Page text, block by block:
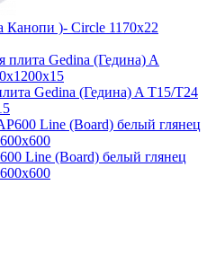
Канопи )- Circle 1170x22
Gedina (Гедина) A T15/T24
Line (Board) белый глянец